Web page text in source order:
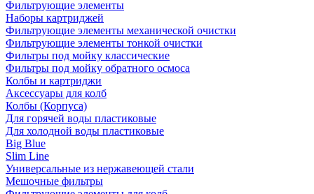
Фильтрующие элементы
Наборы картриджей
Фильтрующие элементы механической очистки
Фильтрующие элементы тонкой очистки
Фильтры под мойку классические
Фильтры под мойку обратного осмоса
Колбы и картриджи
Аксессуары для колб
Колбы (Корпуса)
Для горячей воды пластиковые
Для холодной воды пластиковые
Big Blue
Slim Line
Универсальные из нержавеющей стали
Мешочные фильтры